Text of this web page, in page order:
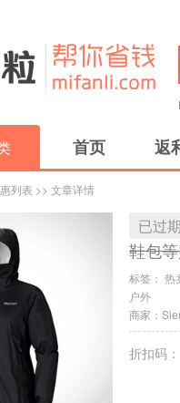
首页 返
列表 >> 文章详情
已过期
鞋包
标签： 热
户外
商家：
折扣码：